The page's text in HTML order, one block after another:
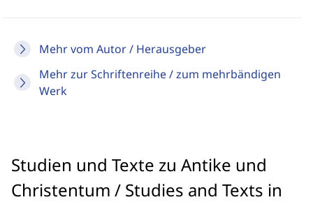
Mehr vom Autor / Herausgeber
Mehr zur Schriftenreihe / zum mehrbändigen
Werk
Studien und Texte zu Antike und
Christentum / Studies and Texts in